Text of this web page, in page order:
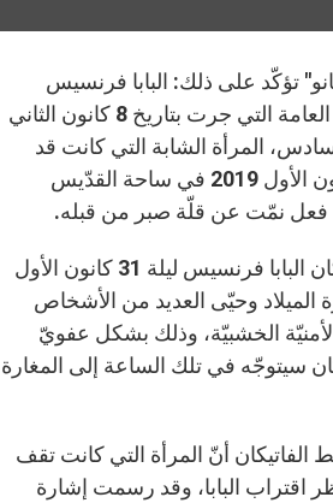
تؤكّد على ذلك: البابا فرنسيس
التقى، في نهاية المقابلة العامة التي جرت بتاريخ 8 كانون الثاني
المرأة الشابة التي كانت قد
أمسكت بيده في 31 كانون الأول 2019 في ساحة القدّيس
نمّت عن قلّة صبر من قبله.
في التفاصيل وللتذكير، كان البابا فرنسيس ليلة 31 كانون الأول
الميلاد وحيّى العديد من الأشخاص
الخشبيّة، وذلك بشكل عفويّ
سيتوجّه في تلك الساعة إلى المغارة
أنّ المرأة التي كانت تقف
اقتراب البابا، وقد رسمت إشارة